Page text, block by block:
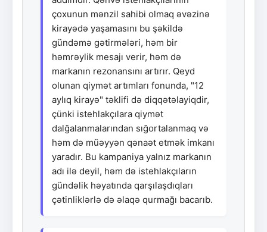
çoxunun mənzil sahibi olmaq əvəzinə
kirayədə yaşamasını bu şəkildə
gündəmə gətirmələri, həm bir
həmrəylik mesajı verir, həm də
markanın rezonansını artırır. Qeyd
olunan qiymət artımları fonunda, "12
aylıq kirayə" təklifi də diqqətəlayiqdir,
çünki istehlakçılara qiymət
dalğalanmalarından sığortalanmaq və
həm də müəyyən qənaət etmək imkanı
yaradır. Bu kampaniya yalnız markanın
adı ilə deyil, həm də istehlakçıların
gündəlik həyatında qarşılaşdıqları
çətinliklərlə də əlaqə qurmağı bacarıb.